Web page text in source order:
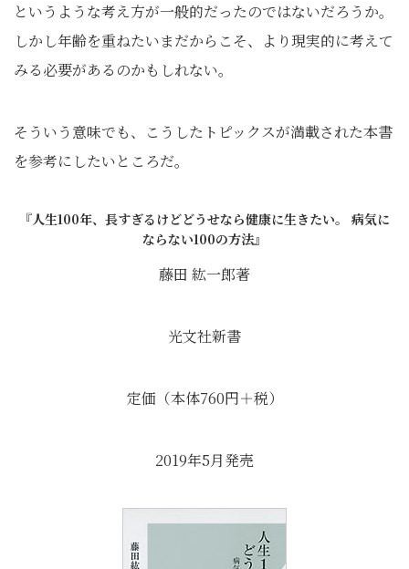
というような考え方が一般的だったのではないだろうか。
しかし年齢を重ねたいまだからこそ、より現実的に考えて
みる必要があるのかもしれない。
そういう意味でも、こうしたトピックスが満載された本書
を参考にしたいところだ。
『人生100年、長すぎるけどどうせなら健康に生きたい。 病気に
ならない100の方法』
藤田 紘一郎著
光文社新書
定価（本体760円＋税）
2019年5月発売